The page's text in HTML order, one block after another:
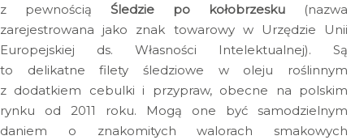
z pewnością Śledzie po kołobrzesku (nazwa
zarejestrowana jako znak towarowy w Urzędzie Unii
Europejskiej ds. Własności Intelektualnej). Są
to delikatne filety śledziowe w oleju roślinnym
z dodatkiem cebulki i przypraw, obecne na polskim
rynku od 2011 roku. Mogą one być samodzielnym
daniem o znakomitych walorach smakowych